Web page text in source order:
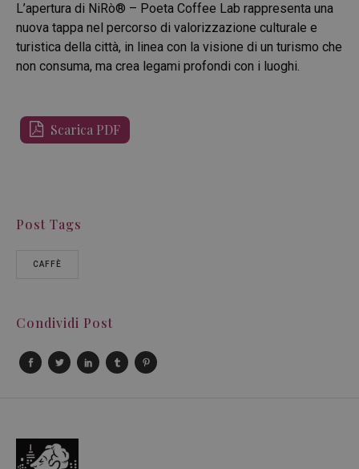
L’apertura di NiRò® – Poeta Coffee Lab rappresenta una
nuova tappa nel percorso di valorizzazione culturale e
turistica della città, in linea con la visione di un turismo che
non consuma, ma crea legami profondi con i luoghi.
Scarica PDF
Post Tags
CAFFÈ
Condividi Post